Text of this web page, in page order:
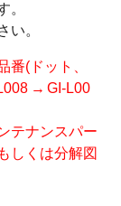
。
い。
(ドット、
→ GI-L00
テナンスパー
もしくは分解図